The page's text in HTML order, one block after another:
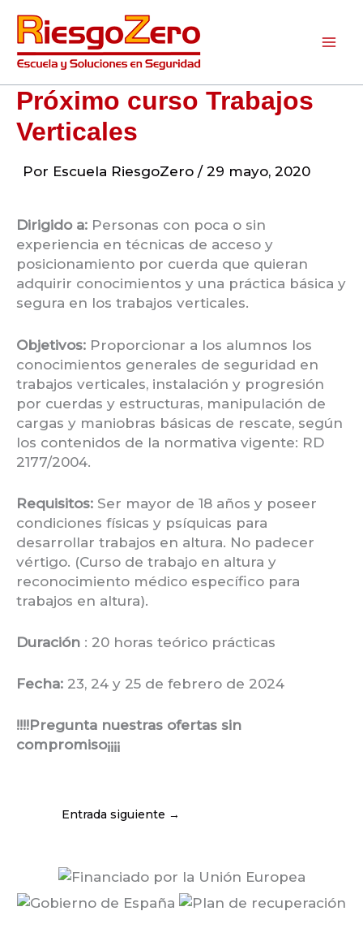
contenido
Próximo curso Trabajos
Verticales
Por Escuela RiesgoZero/29 mayo, 2020
Dirigido a: Personas con poca o sin
experiencia en técnicas de acceso y
posicionamiento por cuerda que quieran
adquirir conocimientos y una práctica básica y
segura en los trabajos verticales.
Objetivos: Proporcionar a los alumnos los
conocimientos generales de seguridad en
trabajos verticales, instalación y progresión
por cuerdas y estructuras, manipulación de
cargas y maniobras básicas de rescate, según
los contenidos de la normativa vigente: RD
2177/2004.
Requisitos: Ser mayor de 18 años y poseer
condiciones físicas y psíquicas para
desarrollar trabajos en altura. No padecer
vértigo. (Curso de trabajo en altura y
reconocimiento médico específico para
trabajos en altura).
Duración : 20 horas teórico prácticas
Fecha: 23, 24 y 25 de febrero de 2024
!!!!Pregunta nuestras ofertas sin
compromiso¡¡¡¡
Entrada siguiente →